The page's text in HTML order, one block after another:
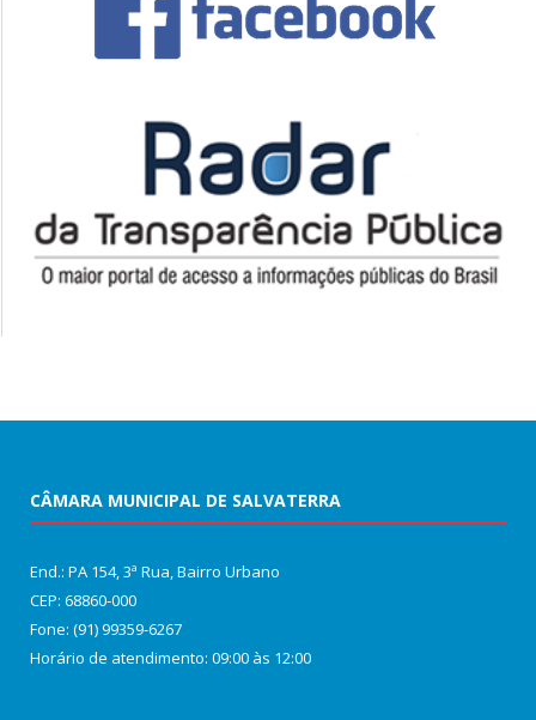
CÂMARA MUNICIPAL DE SALVATERRA
End.: PA 154, 3ª Rua, Bairro Urbano
CEP: 68860‑000
Fone: (91) 99359-6267
Horário de atendimento: 09:00 às 12:00